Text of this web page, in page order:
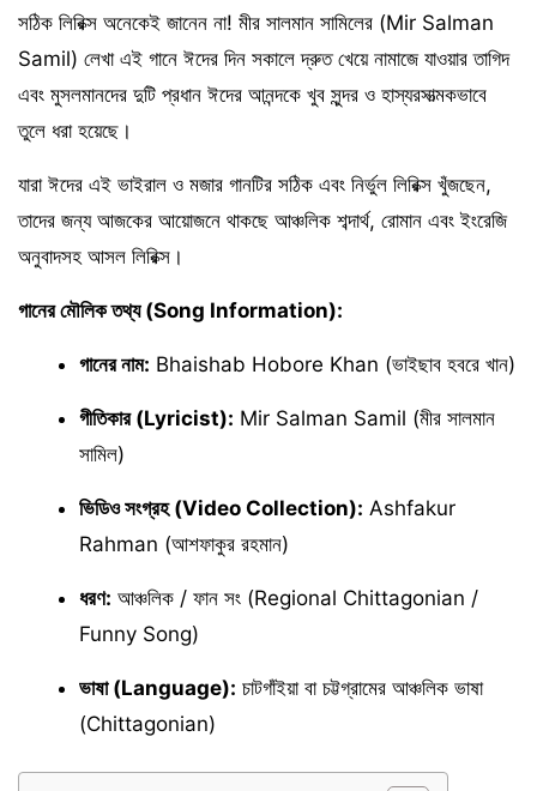
সঠিক লিরিক্স অনেকেই জানেন না! মীর সালমান সামিলের (Mir Salman
Samil) লেখা এই গানে ঈদের দিন সকালে দ্রুত খেয়ে নামাজে যাওয়ার তাগিদ
এবং মুসলমানদের দুটি প্রধান ঈদের আনন্দকে খুব সুন্দর ও হাস্যরসাত্মকভাবে
তুলে ধরা হয়েছে।
যারা ঈদের এই ভাইরাল ও মজার গানটির সঠিক এবং নির্ভুল লিরিক্স খুঁজছেন,
তাদের জন্য আজকের আয়োজনে থাকছে আঞ্চলিক শব্দার্থ, রোমান এবং ইংরেজি
অনুবাদসহ আসল লিরিক্স।
গানের মৌলিক তথ্য (Song Information):
গানের নাম: Bhaishab Hobore Khan (ভাইছাব হবরে খান)
গীতিকার (Lyricist): Mir Salman Samil (মীর সালমান
সামিল)
ভিডিও সংগ্রহ (Video Collection): Ashfakur
Rahman (আশফাকুর রহমান)
ধরণ: আঞ্চলিক / ফান সং (Regional Chittagonian /
Funny Song)
ভাষা (Language): চাটগাঁইয়া বা চট্টগ্রামের আঞ্চলিক ভাষা
(Chittagonian)